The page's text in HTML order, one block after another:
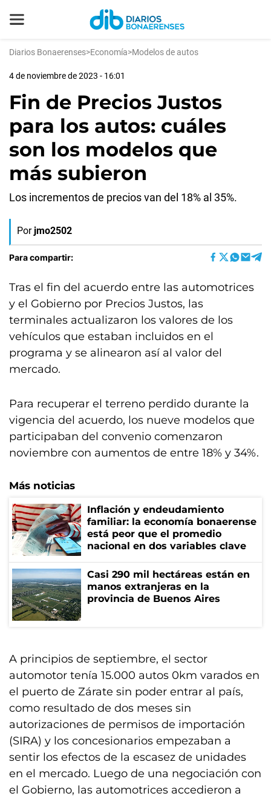
Diarios Bonaerenses>Economía>Modelos de autos
4 de noviembre de 2023 - 16:01
Fin de Precios Justos
para los autos: cuáles
son los modelos que
más subieron
Los incrementos de precios van del 18% al 35%.
Por jmo2502
Para compartir:
Tras el fin del acuerdo entre las automotrices
y el Gobierno por Precios Justos, las
terminales actualizaron los valores de los
vehículos que estaban incluidos en el
programa y se alinearon así al valor del
mercado.
Para recuperar el terreno perdido durante la
vigencia del acuerdo, los nueve modelos que
participaban del convenio comenzaron
noviembre con aumentos de entre 18% y 34%.
Más noticias
Inflación y endeudamiento
familiar: la economía bonaerense
está peor que el promedio
nacional en dos variables clave
Casi 290 mil hectáreas están en
manos extranjeras en la
provincia de Buenos Aires
A principios de septiembre, el sector
automotor tenía 15.000 autos 0km varados en
el puerto de Zárate sin poder entrar al país,
como resultado de dos meses sin
autorizaciones de permisos de importación
(SIRA) y los concesionarios empezaban a
sentir los efectos de la escasez de unidades
en el mercado. Luego de una negociación con
el Gobierno, las automotrices accedieron a